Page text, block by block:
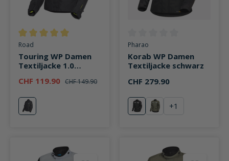
Durchschnittliche Bewertung von 5 von 5 Sternen
Road
Touring WP Damen
Textiljacke 1.0
CHF 119.90 CHF 149.90
gelb
Durchschnittliche Bewertung
Pharao
Korab WP Damen
Textiljacke schwarz
CHF 279.90
schwarzolive
+1